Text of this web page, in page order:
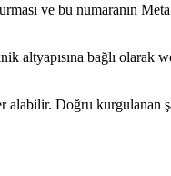
ve bu numaranın
altyapısına bağlı olarak
alabilir. Doğru kurgulanan